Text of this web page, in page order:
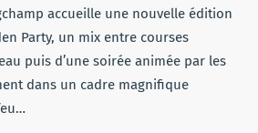
accueille une nouvelle édition
Party, un mix entre courses
puis d’une soirée animée par les
dans un cadre magnifique